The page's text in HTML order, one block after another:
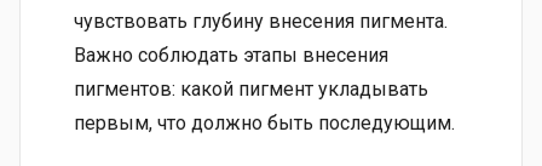
чувствовать глубину внесения пигмента.
Важно соблюдать этапы внесения
пигментов: какой пигмент укладывать
первым, что должно быть последующим.